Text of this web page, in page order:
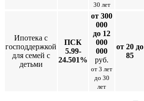
30 лет
Ипотека с
господдержкой
для семей с
детьми
ПСК
5.99-
24.501%
от 300
000
до 12
000
000
руб.
от 3 лет
до 30
лет
от 20 до
85